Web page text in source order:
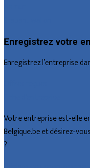
Enregistrez votre
Enregistrez l’entreprise
Votre entreprise est-elle
Belgique.be et désirez-
?